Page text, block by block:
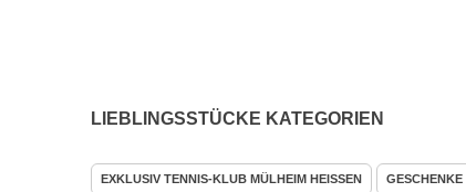
LIEBLINGSSTÜCKE KATEGORIEN
EXKLUSIV TENNIS-KLUB MÜLHEIM HEISSEN GESCHENKE